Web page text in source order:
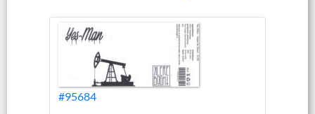
#95684